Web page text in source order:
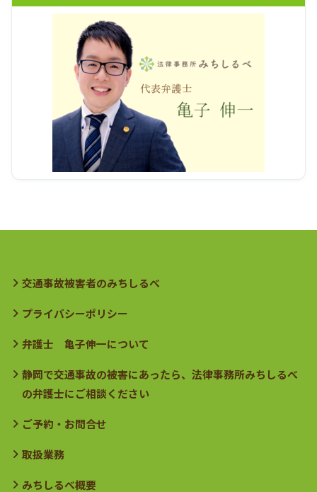
交通事故被害者のみちしるべ
プライバシーポリシー
弁護士 亀子伸一について
静岡で交通事故の被害にあったら、法律事務所みちしるべ
の弁護士にご相談ください
ご予約・お問合せ
取扱業務
みちしるべ概要